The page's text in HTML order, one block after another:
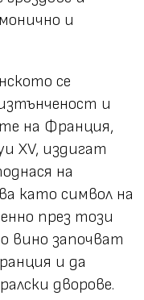
и
се
и
на Франция,
XV, издигат
на
като символ на
през този
вино започват
и да
дворове.